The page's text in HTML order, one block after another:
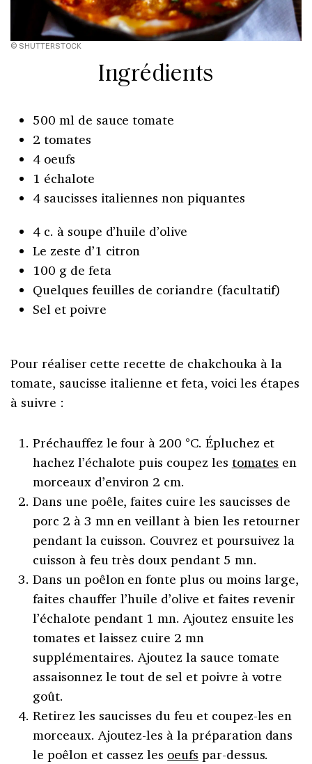
© SHUTTERSTOCK
Ingrédients
500 ml de sauce tomate
2 tomates
4 oeufs
1 échalote
4 saucisses italiennes non piquantes
4 c. à soupe d’huile d’olive
Le zeste d’1 citron
100 g de feta
Quelques feuilles de coriandre (facultatif)
Sel et poivre
Pour réaliser cette recette de chakchouka à la
tomate, saucisse italienne et feta, voici les étapes
à suivre :
Préchauffez le four à 200 °C. Épluchez et
hachez l’échalote puis coupez les tomates en
morceaux d’environ 2 cm.
Dans une poêle, faites cuire les saucisses de
porc 2 à 3 mn en veillant à bien les retourner
pendant la cuisson. Couvrez et poursuivez la
cuisson à feu très doux pendant 5 mn.
Dans un poêlon en fonte plus ou moins large,
faites chauffer l’huile d’olive et faites revenir
l’échalote pendant 1 mn. Ajoutez ensuite les
tomates et laissez cuire 2 mn
supplémentaires. Ajoutez la sauce tomate
assaisonnez le tout de sel et poivre à votre
goût.
Retirez les saucisses du feu et coupez-les en
morceaux. Ajoutez-les à la préparation dans
le poêlon et cassez les oeufs par-dessus.